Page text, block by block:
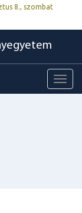
8., szombat